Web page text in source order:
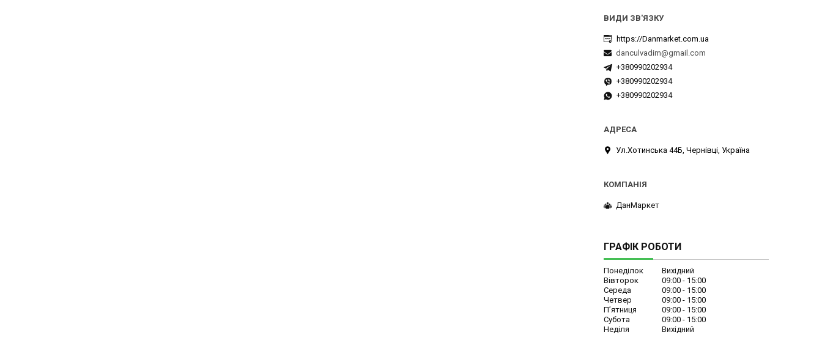
https://Danmarket.com.ua
danculvadim@gmail.com
+380990202934
+380990202934
+380990202934
Ул.Хотинська 44Б, Чернівці, Україна
ДанМаркет
ГРАФІК РОБОТИ
Понеділок
Вихідний
Вівторок
09:00
15:00
Середа
09:00
15:00
Четвер
09:00
15:00
Пʼятниця
09:00
15:00
Субота
09:00
15:00
Неділя
Вихідний